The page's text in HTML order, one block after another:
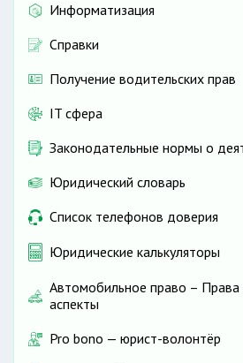
Информатизация
Справки
Получение водительских прав
IT сфера
Законодательные нормы о
Юридический словарь
Список телефонов доверия
Юридические калькуляторы
Автомобильное право – Права
аспекты
Pro bono — юрист-волонтёр